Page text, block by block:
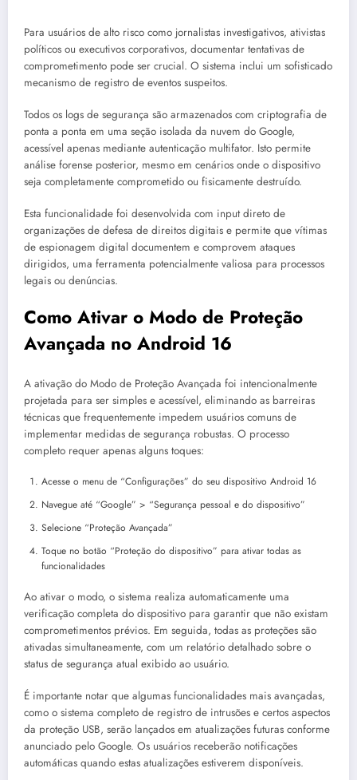
Para usuários de alto risco como jornalistas investigativos, ativistas
políticos ou executivos corporativos, documentar tentativas de
comprometimento pode ser crucial. O sistema inclui um sofisticado
mecanismo de registro de eventos suspeitos.
Todos os logs de segurança são armazenados com criptografia de
ponta a ponta em uma seção isolada da nuvem do Google,
acessível apenas mediante autenticação multifator. Isto permite
análise forense posterior, mesmo em cenários onde o dispositivo
seja completamente comprometido ou fisicamente destruído.
Esta funcionalidade foi desenvolvida com input direto de
organizações de defesa de direitos digitais e permite que vítimas
de espionagem digital documentem e comprovem ataques
dirigidos, uma ferramenta potencialmente valiosa para processos
legais ou denúncias.
Como Ativar o Modo de Proteção
Avançada no Android 16
A ativação do Modo de Proteção Avançada foi intencionalmente
projetada para ser simples e acessível, eliminando as barreiras
técnicas que frequentemente impedem usuários comuns de
implementar medidas de segurança robustas. O processo
completo requer apenas alguns toques:
Acesse o menu de “Configurações” do seu dispositivo Android 16
Navegue até “Google” > “Segurança pessoal e do dispositivo”
Selecione “Proteção Avançada”
Toque no botão “Proteção do dispositivo” para ativar todas as
funcionalidades
Ao ativar o modo, o sistema realiza automaticamente uma
verificação completa do dispositivo para garantir que não existam
comprometimentos prévios. Em seguida, todas as proteções são
ativadas simultaneamente, com um relatório detalhado sobre o
status de segurança atual exibido ao usuário.
É importante notar que algumas funcionalidades mais avançadas,
como o sistema completo de registro de intrusões e certos aspectos
da proteção USB, serão lançados em atualizações futuras conforme
anunciado pelo Google. Os usuários receberão notificações
automáticas quando estas atualizações estiverem disponíveis.